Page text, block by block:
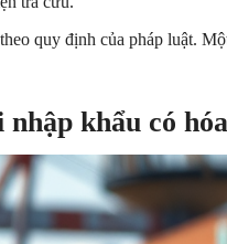
quy định của pháp luật.
khẩu có